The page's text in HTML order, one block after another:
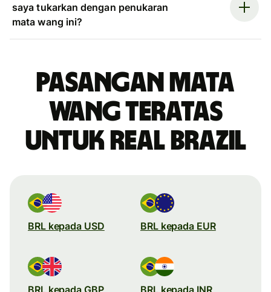
saya tukarkan dengan penukaran
mata wang ini?
Pasangan mata
wang teratas
untuk real Brazil
BRL kepada USD BRL kepada EUR
BRL kepada GBP BRL kepada INR